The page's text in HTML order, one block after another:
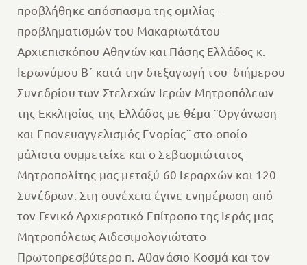
προβλήθηκε απόσπασμα της ομιλίας –
προβληματισμών του Μακαριωτάτου
Αρχιεπισκόπου Αθηνών και Πάσης Ελλάδος κ.
Ιερωνύμου Β´ κατά την διεξαγωγή του διήμερου
Συνεδρίου των Στελεχών Ιερών Μητροπόλεων
της Εκκλησίας της Ελλάδος με θέμα ¨Οργάνωση
και Επανευαγγελισμός Ενορίας¨ στο οποίο
μάλιστα συμμετείχε και ο Σεβασμιώτατος
Μητροπολίτης μας μεταξύ 60 Ιεραρχών και 120
Συνέδρων. Στη συνέχεια έγινε ενημέρωση από
τον Γενικό Αρχιερατικό Επίτροπο της Ιεράς μας
Μητροπόλεως Αιδεσιμολογιώτατο
Πρωτοπρεσβύτερο π. Αθανάσιο Κοσμά και τον